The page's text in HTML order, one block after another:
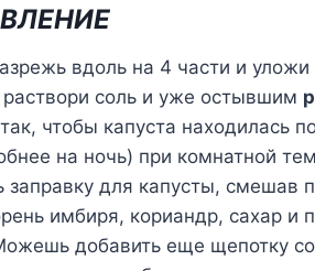
вдоль на 4 части и
раствори соль и уже остывшим
чтобы капуста находилась
на ночь) при комнатной
заправку для капусты, смешав
имбиря, кориандр, сахар и
добавить еще щепотку